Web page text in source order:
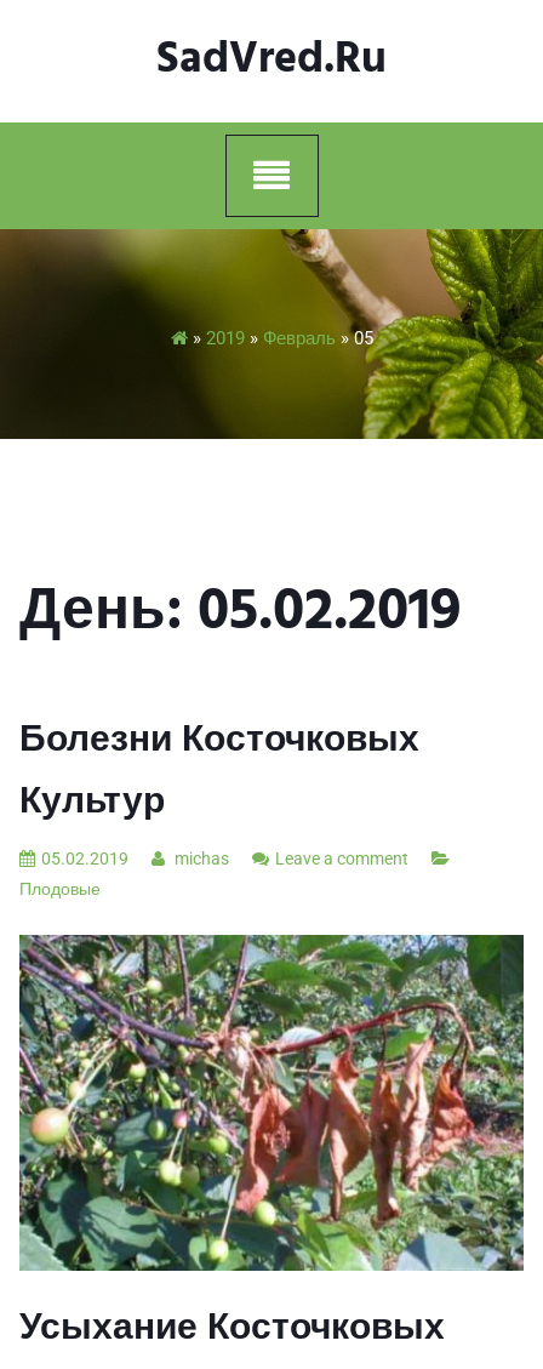
SadVred.ru
» 2019» Февраль »05
День: 05.02.2019
Болезни Косточковых
Культур
05.02.2019 michas
Leave a comment
Плодовые
Усыхание Косточковых